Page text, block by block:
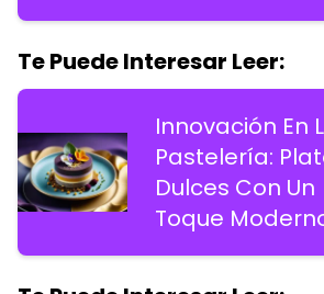
Te Puede Interesar Leer:
Innovación En
Pastelería:
Dulces Con Un
Toque